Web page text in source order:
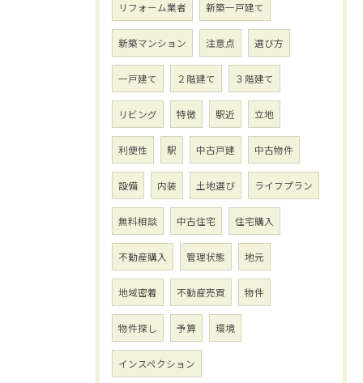
リフォーム業者 新築一戸建て
新築マンション 注意点 選び方
一戸建て ２階建て ３階建て
リビング 特徴 駅近 立地
利便性 駅 中古戸建 中古物件
設備 内装 土地選び ライフプラン
無料相談 中古住宅 住宅購入
不動産購入 管理状態 地元
地域密着 不動産売買 物件
物件探し 予算 環境
インスペクション